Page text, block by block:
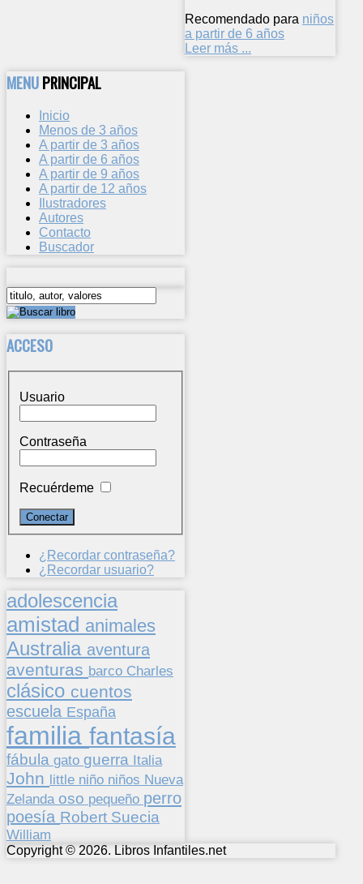
Recomendado para niños
a partir de 6 años
Leer más ...
MENUPRINCIPAL
Inicio
Menos de 3 años
A partir de 3 años
A partir de 6 años
A partir de 9 años
A partir de 12 años
Ilustradores
Autores
Contacto
Buscador
ACCESO
Usuario
Contraseña
Recuérdeme
¿Recordar contraseña?
¿Recordar usuario?
adolescencia
amistad animales
Australia aventura
aventuras barco Charles
clásico cuentos
escuela España
familia fantasía
fábula gato guerra Italia
John little niño niños Nueva
Zelanda oso pequeño perro
poesía Robert Suecia
William
Copyright © 2026. Libros Infantiles.net